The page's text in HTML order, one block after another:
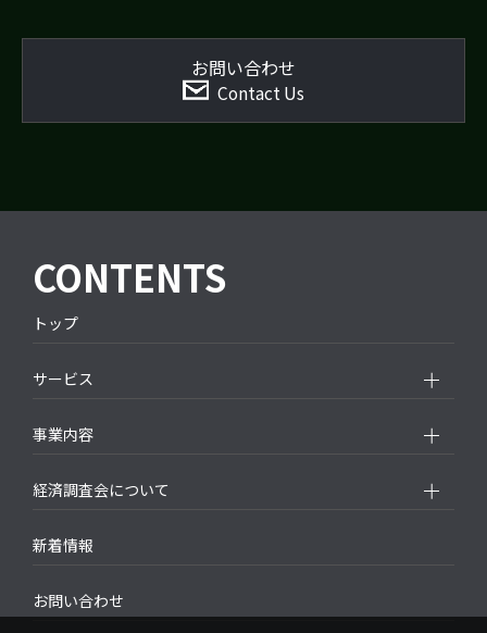
お問い合わせ
Contact Us
CONTENTS
トップ
サービス
事業内容
経済調査会について
新着情報
お問い合わせ